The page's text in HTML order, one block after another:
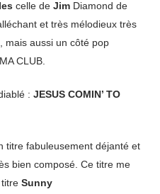
celle de Jim Diamond de
et très mélodieux très
mais aussi un côté pop
CLUB.
: JESUS COMIN’ TO
titre fabuleusement déjanté et
bien composé. Ce titre me
Sunny